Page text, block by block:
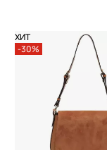
ХИТ
-30%